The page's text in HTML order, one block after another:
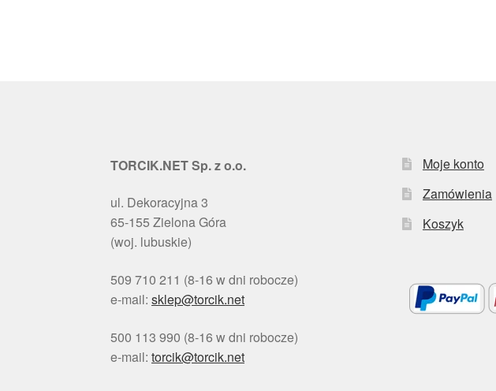
TORCIK.NET Sp. z o.o.
ul. Dekoracyjna 3
65-155 Zielona Góra
(woj. lubuskie)
509 710 211 (8-16 w dni robocze)
e-mail:sklep@torcik.net
500 113 990 (8-16 w dni robocze)
e-mail:torcik@torcik.net
Moje konto
Zamówienia
Koszyk